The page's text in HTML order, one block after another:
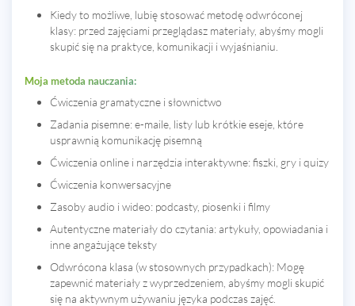
Kiedy to możliwe, lubię stosować metodę odwróconej
klasy: przed zajęciami przeglądasz materiały, abyśmy mogli
skupić się na praktyce, komunikacji i wyjaśnianiu.
Moja metoda nauczania:
Ćwiczenia gramatyczne i słownictwo
Zadania pisemne: e-maile, listy lub krótkie eseje, które
usprawnią komunikację pisemną
Ćwiczenia online i narzędzia interaktywne: fiszki, gry i quizy
Ćwiczenia konwersacyjne
Zasoby audio i wideo: podcasty, piosenki i filmy
Autentyczne materiały do czytania: artykuły, opowiadania i
inne angażujące teksty
Odwrócona klasa (w stosownych przypadkach): Mogę
zapewnić materiały z wyprzedzeniem, abyśmy mogli skupić
się na aktywnym używaniu języka podczas zajęć.